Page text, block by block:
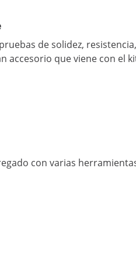
de solidez,
accesorio que viene con el
con varias